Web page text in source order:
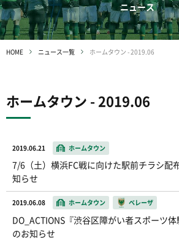
ニュース
HOME ニュース一覧 ホームタウン - 2019.06
ホームタウン - 2019.06
2019.06.21 ホームタウン
7/6（土）横浜FC戦に向けた駅前チラシ配
知らせ
2019.06.08 ホームタウン ベレーザ
DO_ACTIONS『渋谷区障がい者スポーツ
のお知らせ